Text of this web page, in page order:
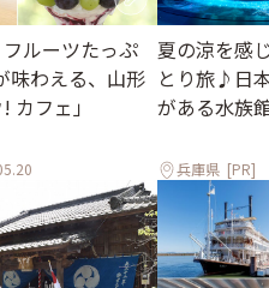
ルーツたっぷ
味わえる、山形
カフェ」
夏の涼を感
とり旅♪日
がある水族
兵庫県[PR]